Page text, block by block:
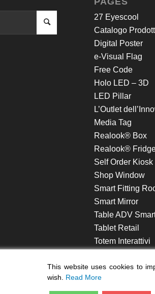
27 Eyescool
Catalogo
Digital Poster
e-Visual Flag
Free Code
Holo LED – 3D
LED Pillar
L’Outlet
Media Tag
Realook® Box
Realook®
Self Order Kiosk
Shop Window
Smart Fitting
Smart Mirror
Table ADV
Tablet Retail
Totem Interattivi
This website uses cookies to
wish. Read More